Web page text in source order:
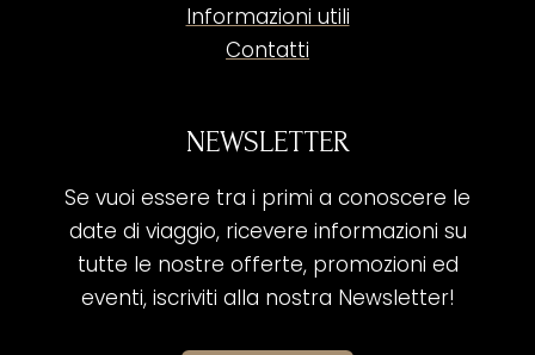
Informazioni utili
Contatti
NEWSLETTER
Se vuoi essere tra i primi a conoscere le
date di viaggio, ricevere informazioni su
tutte le nostre offerte, promozioni ed
eventi, iscriviti alla nostra Newsletter!